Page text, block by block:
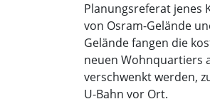
Planungsreferat jenes
von Osram-Gelände
Gelände fangen die
neuen Wohnquartiers
verschwenkt werden,
U-Bahn vor Ort.